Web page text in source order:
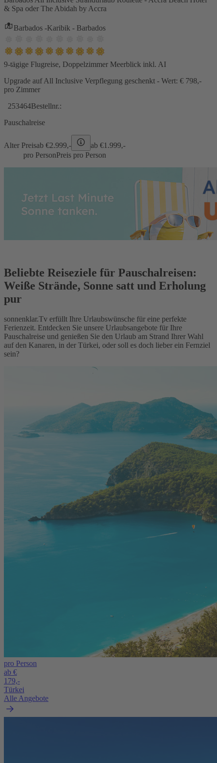
& Spa oder The Abidah by Accra
Barbados -Karibik - Barbados
9-tägige Flugreise, Doppelzimmer Meerblick inkl. AI
Upgrade auf All Inclusive Verpflegung geschenkt - Wert: € 798,-
pro Zimmer
253464Bestellnr.:
Pauschalreise
Alter Preisab €2.999,- ab €1.999,-
pro PersonPreis pro Person
Beliebte Reiseziele für Pauschalreisen:
Weiße Strände, Sonne satt und Erholung
pur
sonnenklar.Tv erfüllt Ihre Urlaubswünsche für eine perfekte
Ferienzeit. Entdecken Sie unsere Urlaubsangebote für Ihre
Pauschalreise und genießen Sie den Urlaub am Strand Ihrer Wahl
auf den Kanaren, in der Türkei, oder soll es doch lieber ein Fernziel
sein?
pro Person
ab €
179,-
Türkei
Alle Angebote